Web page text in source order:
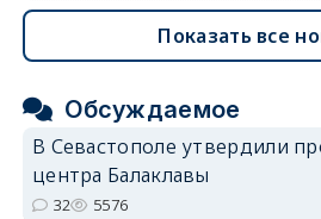
Показать все
Обсуждаемое
В Севастополе утвердили
центра Балаклавы
32 5576